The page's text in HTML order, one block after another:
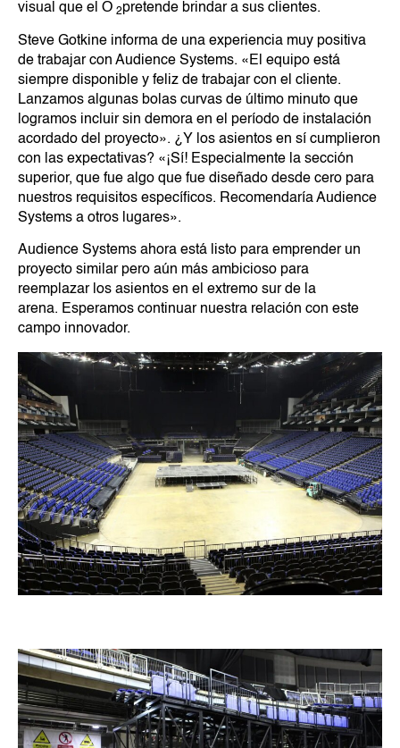
visual que el O 2pretende brindar a sus clientes.
Steve Gotkine informa de una experiencia muy positiva
de trabajar con Audience Systems. «El equipo está
siempre disponible y feliz de trabajar con el cliente.
Lanzamos algunas bolas curvas de último minuto que
logramos incluir sin demora en el período de instalación
acordado del proyecto». ¿Y los asientos en sí cumplieron
con las expectativas? «¡Sí! Especialmente la sección
superior, que fue algo que fue diseñado desde cero para
nuestros requisitos específicos. Recomendaría Audience
Systems a otros lugares».
Audience Systems ahora está listo para emprender un
proyecto similar pero aún más ambicioso para
reemplazar los asientos en el extremo sur de la
arena. Esperamos continuar nuestra relación con este
campo innovador.